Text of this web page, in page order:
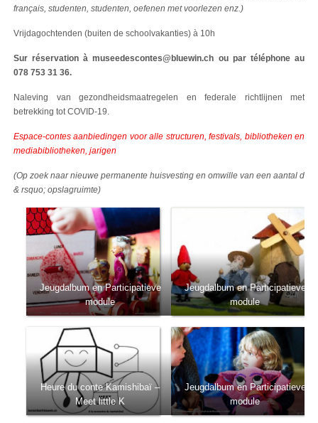
français, studenten, studenten, oefenen met voorlezen enz.)
Vrijdagochtenden (buiten de schoolvakanties) à 10h
Sur réservation à museedescontes@bluewin.ch ou par téléphone au
078 753 31 36.
Naleving van gezondheidsmaatregelen en federale richtlijnen met
betrekking tot COVID-19.
Espace-contes aanbiedingen voor alle structuren, festivals, bibliotheken en
mediabibliotheken, jarigen
(Op zoek naar nieuwe permanente huisvesting en omwille van een aantal d
& rsquo; opslagruimte)
Jeugdalbum en Participatieve
module
Jeugdalbum en Participatieve
module
Heure du conte Kamishibaï –
Meet little K
Jeugdalbum en Participatieve
module